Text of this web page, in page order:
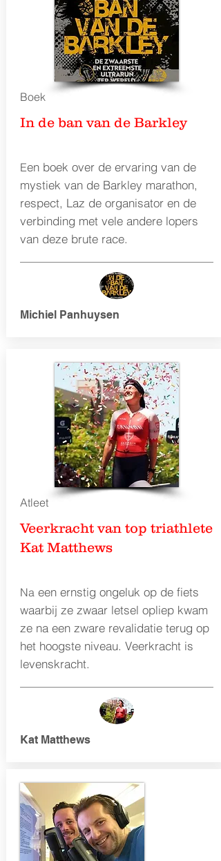
Boek
In de ban van de Barkley
Een boek over de ervaring van de
mystiek van de Barkley marathon,
respect, Laz de organisator en de
verbinding met vele andere lopers
van deze brute race.
Michiel Panhuysen
Atleet
Veerkracht van top triathlete
Kat Matthews
Na een ernstig ongeluk op de fiets
waarbij ze zwaar letsel opliep kwam
ze na een zware revalidatie terug op
het hoogste niveau. Veerkracht is
levenskracht.
Kat Matthews